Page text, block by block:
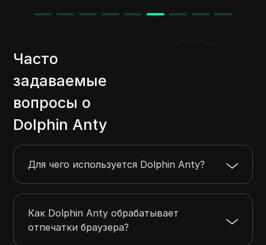
Часто
задаваемые
вопросы о
Dolphin Anty
Для чего используется Dolphin Anty?
Как Dolphin Anty обрабатывает
отпечатки браузера?